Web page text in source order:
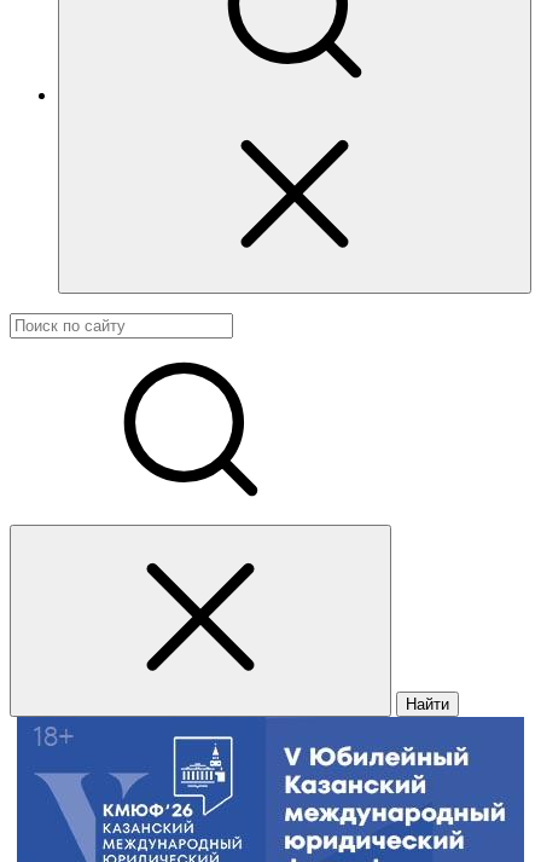
Найти